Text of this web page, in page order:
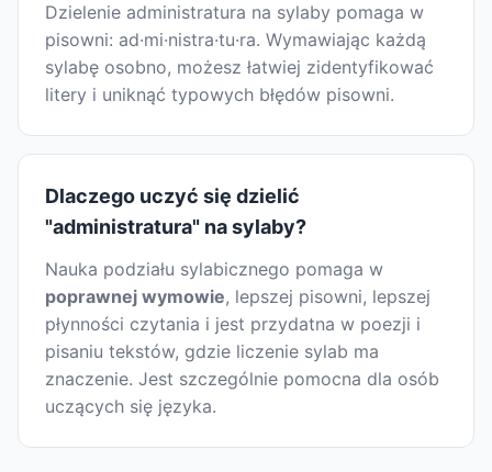
Dzielenie administratura na sylaby pomaga w
pisowni: ad·mi·nistra·tu·ra. Wymawiając każdą
sylabę osobno, możesz łatwiej zidentyfikować
litery i uniknąć typowych błędów pisowni.
Dlaczego uczyć się dzielić
"administratura" na sylaby?
Nauka podziału sylabicznego pomaga w
poprawnej wymowie, lepszej pisowni, lepszej
płynności czytania i jest przydatna w poezji i
pisaniu tekstów, gdzie liczenie sylab ma
znaczenie. Jest szczególnie pomocna dla osób
uczących się języka.